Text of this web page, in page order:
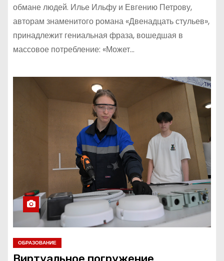
обмане людей. Илье Ильфу и Евгению Петрову,
авторам знаменитого романа «Двенадцать стульев»,
принадлежит гениальная фраза, вошедшая в
массовое потребление: «Может…
ОБРАЗОВАНИЕ